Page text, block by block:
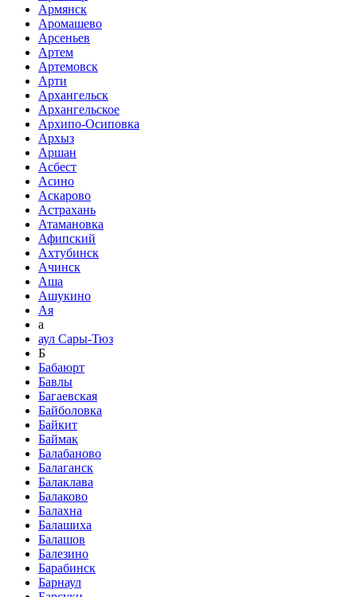
Армянск
Аромашево
Арсеньев
Артем
Артемовск
Арти
Архангельск
Архангельское
Архипо-Осиповка
Архыз
Аршан
Асбест
Асино
Аскарово
Астрахань
Атамановка
Афипский
Ахтубинск
Ачинск
Аша
Ашукино
Ая
а
аул Сары-Тюз
Б
Бабаюрт
Бавлы
Багаевская
Байболовка
Байкит
Баймак
Балабаново
Балаганск
Балаклава
Балаково
Балахна
Балашиха
Балашов
Балезино
Барабинск
Барнаул